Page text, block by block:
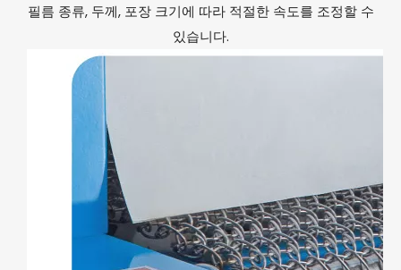
필름 종류, 두께, 포장 크기에 따라 적절한 속도를 조정할 수
있습니다.